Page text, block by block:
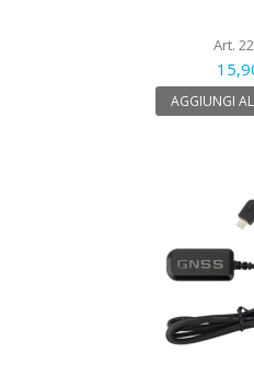
Art.
AGGIUNGI